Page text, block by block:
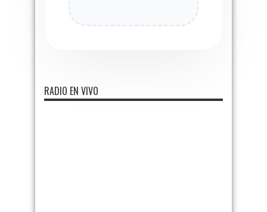
RADIO EN VIVO